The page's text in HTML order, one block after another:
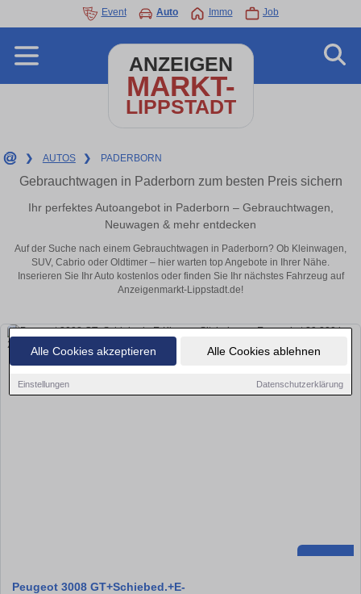
Alle Cookies akzeptieren Alle Cookies ablehnen
Einstellungen Datenschutzerklärung
Event Auto Immo Job
ANZEIGEN
MARKT-
LIPPSTADT
❯ AUTOS ❯ PADERBORN
Gebrauchtwagen in Paderborn zum besten Preis sichern
Ihr perfektes Autoangebot in Paderborn – Gebrauchtwagen,
Neuwagen & mehr entdecken
Auf der Suche nach einem Gebrauchtwagen in Paderborn? Ob Kleinwagen,
SUV, Cabrio oder Oldtimer – hier warten top Angebote in Ihrer Nähe.
Inserieren Sie Ihr Auto kostenlos oder finden Sie Ihr nächstes Fahrzeug auf
Anzeigenmarkt-Lippstadt.de!
Peugeot 3008 GT+Schiebed.+E-